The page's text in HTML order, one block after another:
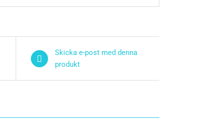
Skicka e-post med denna
produkt